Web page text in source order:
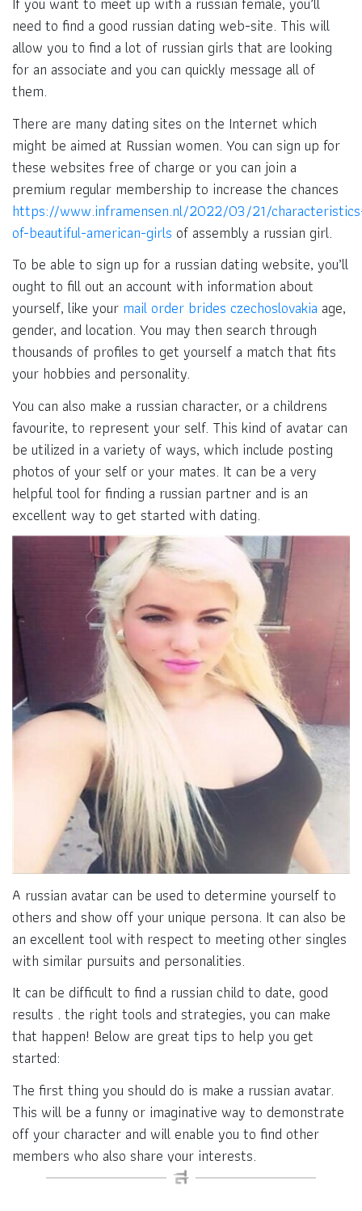
need to find a good russian dating web-site. This will
allow you to find a lot of russian girls that are looking
for an associate and you can quickly message all of
them.
There are many dating sites on the Internet which
might be aimed at Russian women. You can sign up for
these websites free of charge or you can join a
premium regular membership to increase the chances
https://www.inframensen.nl/2022/03/21/
of-beautiful-american-girls of assembly a russian girl.
To be able to sign up for a russian dating website, you’ll
ought to fill out an account with information about
yourself, like your mail order brides czechoslovakia age,
gender, and location. You may then search through
thousands of profiles to get yourself a match that fits
your hobbies and personality.
You can also make a russian character, or a childrens
favourite, to represent your self. This kind of avatar can
be utilized in a variety of ways, which include posting
photos of your self or your mates. It can be a very
helpful tool for finding a russian partner and is an
excellent way to get started with dating.
A russian avatar can be used to determine yourself to
others and show off your unique persona. It can also be
an excellent tool with respect to meeting other singles
with similar pursuits and personalities.
It can be difficult to find a russian child to date, good
results . the right tools and strategies, you can make
that happen! Below are great tips to help you get
started:
The first thing you should do is make a russian avatar.
This will be a funny or imaginative way to demonstrate
off your character and will enable you to find other
members who also share your interests.